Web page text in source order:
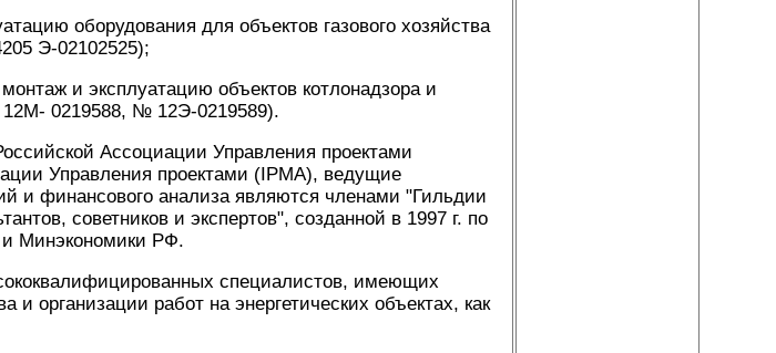
оборудования для объектов газового хозяйства
Э-02102525);
и эксплуатацию объектов котлонадзора и
0219588, № 12Э-0219589).
Ассоциации Управления проектами
Управления проектами (IРМА), ведущие
и финансового анализа являются членами "Гильдии
советников и экспертов", созданной в 1997 г. по
Минэкономики РФ.
специалистов, имеющих
и организации работ на энергетических объектах, как